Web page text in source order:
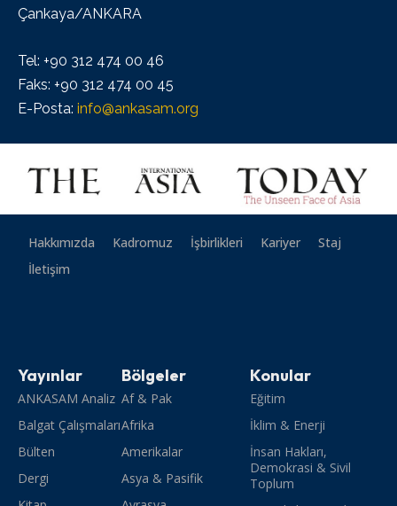
Çankaya/ANKARA
Tel: +90 312 474 00 46
Faks: +90 312 474 00 45
E-Posta: info@ankasam.org
Hakkımızda Kadromuz İşbirlikleri Kariyer
Staj
İletişim
Yayınlar
ANKASAM Analiz
Balgat Çalışmaları
Bülten
Dergi
Bölgeler
Af & Pak
Afrika
Amerikalar
Asya & Pasifik
Konular
Eğitim
İklim & Enerji
İnsan Hakları,
Demokrasi & Sivil
Toplum